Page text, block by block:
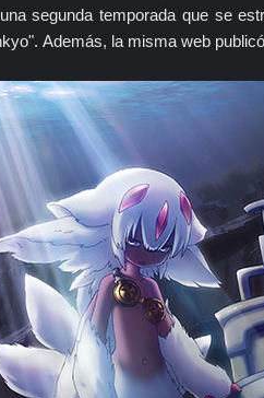
segunda temporada que se
Además, la misma web